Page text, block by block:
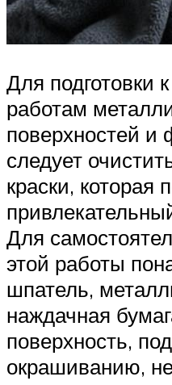
Для подготовки
работам
поверхностей и
следует
краски, которая
Для
этой работы
шпатель,
наждачная
поверхность,
окрашиванию,